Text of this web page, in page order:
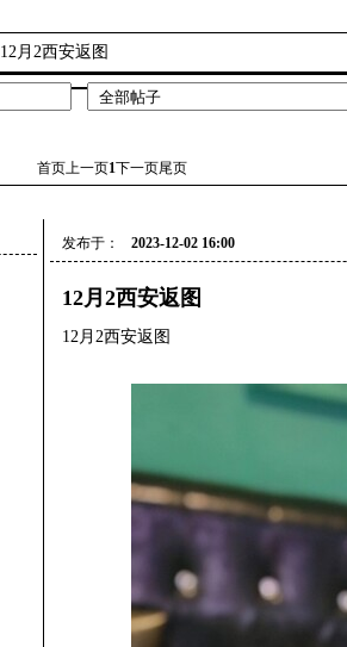
12月2西安返图
首页上一页1下一页尾页
发布于： 2023-12-02 16:00
12月2西安返图
12月2西安返图